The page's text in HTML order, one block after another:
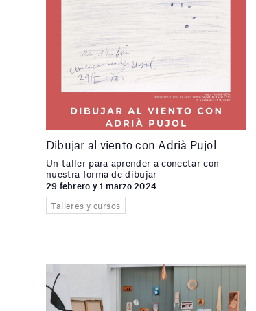
Dibujar al viento con Adrià Pujol
Un taller para aprender a conectar con
nuestra forma de dibujar
29 febrero y 1 marzo 2024
Talleres y cursos